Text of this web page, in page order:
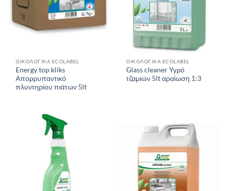
ΟΙΚΟΛΟΓΙΚΑ ECOLABEL
Energy top kliks
Απορρυπαντικό
πλυντηρίου πιάτων 5lt
ΟΙΚΟΛΟΓΙΚΑ ECOLABEL
Glass cleaner Υγρό
τζαμιών 5lt αραίωση 1:3